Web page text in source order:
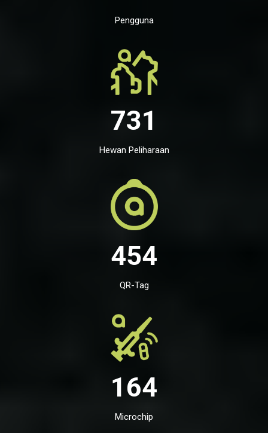
Pengguna
731
Hewan Peliharaan
454
QR-Tag
164
Microchip